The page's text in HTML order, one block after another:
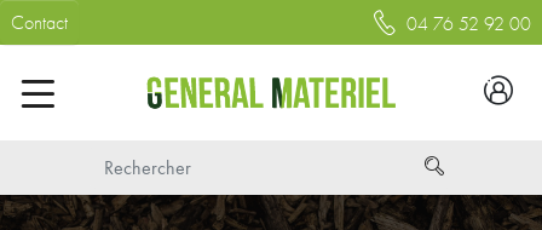
Contact 04 76 52 92 00